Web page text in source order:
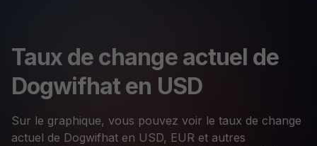
Taux de change actuel de
Dogwifhat en USD
Sur le graphique, vous pouvez voir le taux de change
actuel de Dogwifhat en USD, EUR et autres